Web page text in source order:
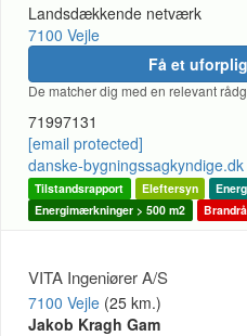
Landsdækkende netværk
7100 Vejle
Få et
De matcher dig med en relevant
71997131
[email protected]
danske-bygningssagkyndige.dk
Tilstandsrapport Eleftersyn
Energimærkninger > 500 m2
VITA Ingeniører A/S
7100 Vejle (25 km.)
Jakob Kragh Gam